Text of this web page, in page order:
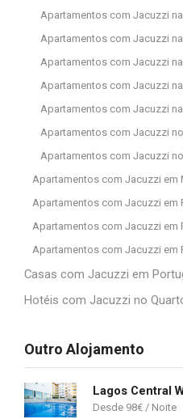
Apartamentos com Jacuzzi
Apartamentos com Jacuzzi na
Apartamentos com Jacuzzi
Apartamentos com Jacuzzi
Apartamentos com Jacuzzi
Apartamentos com Jacuzzi
Apartamentos com Jacuzzi
Apartamentos com Jacuzzi em
Apartamentos com Jacuzzi em
Apartamentos com Jacuzzi em
Apartamentos com Jacuzzi em
Casas com Jacuzzi em
Hotéis com Jacuzzi no
Outro Alojamento
Lagos Central
98€